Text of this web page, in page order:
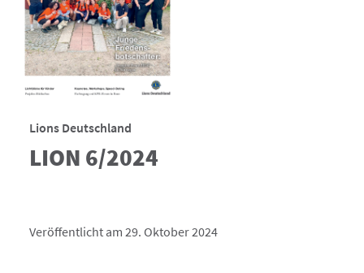
Lions Deutschland
LION 6/2024
Veröffentlicht am 29. Oktober 2024